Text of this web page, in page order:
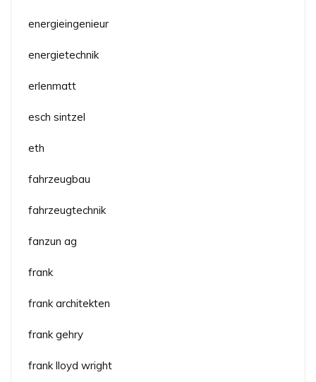
energieingenieur
energietechnik
erlenmatt
esch sintzel
eth
fahrzeugbau
fahrzeugtechnik
fanzun ag
frank
frank architekten
frank gehry
frank lloyd wright